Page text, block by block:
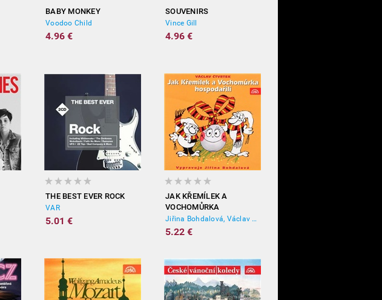
BABY MONKEY
Voodoo Child
4.96 €
SOUVENIRS
Vince Gill
4.96 €
THE BEST EVER ROCK
VAR
5.01 €
JAK KŘEMÍLEK A
VOCHOMŮRKA
HOSPODAŘILI
Jiřina Bohdalová, Václav Čtvrtek
5.22 €